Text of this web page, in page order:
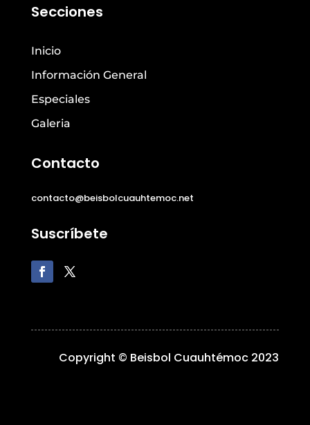
Secciones
Inicio
Información General
Especiales
Galeria
Contacto
contacto@beisbolcuauhtemoc.net
Suscríbete
Copyright © Beisbol Cuauhtémoc 2023